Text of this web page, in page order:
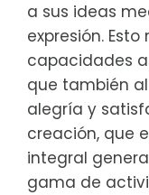
a sus ideas
expresión.
capacidades
que también
alegría y
creación, que
integral
gama de